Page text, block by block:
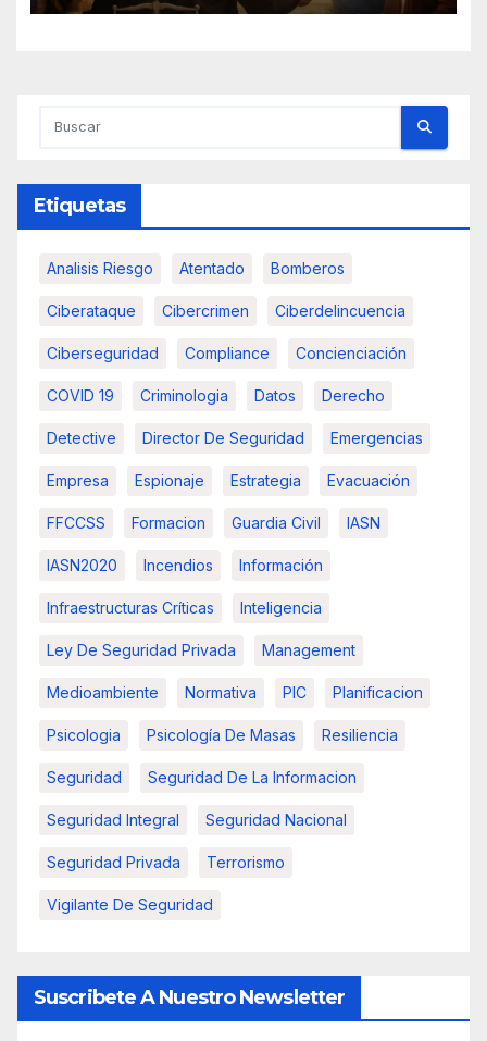
Etiquetas
Analisis Riesgo Atentado Bomberos
Ciberataque Cibercrimen Ciberdelincuencia
Ciberseguridad Compliance Concienciación
COVID 19 Criminologia Datos Derecho
Detective Director De Seguridad Emergencias
Empresa Espionaje Estrategia Evacuación
FFCCSS Formacion Guardia Civil IASN
IASN2020 Incendios Información
Infraestructuras Críticas Inteligencia
Ley De Seguridad Privada Management
Medioambiente Normativa PIC Planificacion
Psicologia Psicología De Masas Resiliencia
Seguridad Seguridad De La Informacion
Seguridad Integral Seguridad Nacional
Seguridad Privada Terrorismo
Vigilante De Seguridad
Suscribete A Nuestro Newsletter